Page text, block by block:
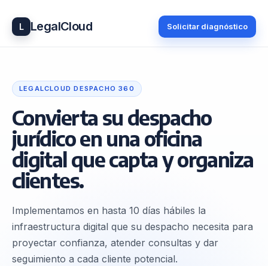
L LegalCloud Solicitar diagnóstico
LEGALCLOUD DESPACHO 360
Convierta su despacho
jurídico en una oficina
digital que capta y organiza
clientes.
Implementamos en hasta 10 días hábiles la
infraestructura digital que su despacho necesita para
proyectar confianza, atender consultas y dar
seguimiento a cada cliente potencial.